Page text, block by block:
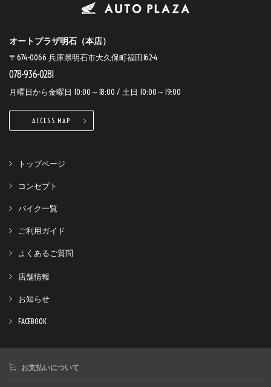
オートプラザ明石（本店）
〒674-0066 兵庫県明石市大久保町福田162-4
078-936-0281
月曜日から金曜日 10:00～18:00 / 土日 10:00～19:00
ACCESS MAP
トップページ
コンセプト
バイク一覧
ご利用ガイド
よくあるご質問
店舗情報
お知らせ
FACEBOOK
お支払いについて